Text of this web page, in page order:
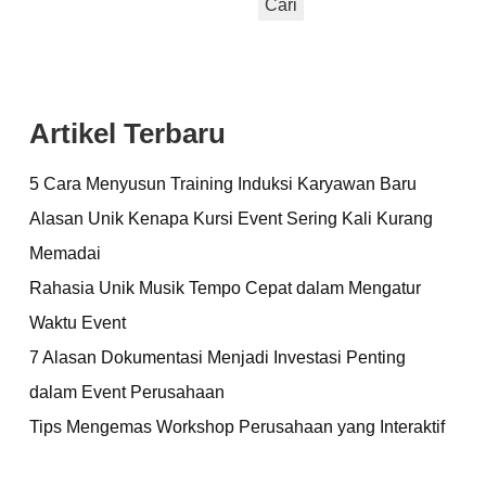
Cari
Artikel Terbaru
5 Cara Menyusun Training Induksi Karyawan Baru
Alasan Unik Kenapa Kursi Event Sering Kali Kurang
Memadai
Rahasia Unik Musik Tempo Cepat dalam Mengatur
Waktu Event
7 Alasan Dokumentasi Menjadi Investasi Penting
dalam Event Perusahaan
Tips Mengemas Workshop Perusahaan yang Interaktif